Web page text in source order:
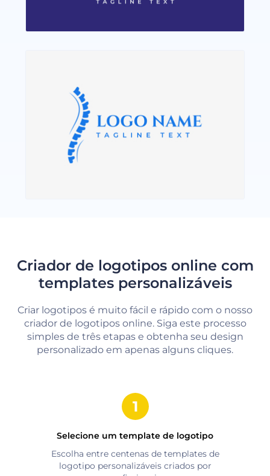
Criador de logotipos online com
templates personalizáveis
Criar logotipos é muito fácil e rápido com o nosso
criador de logotipos online. Siga este processo
simples de três etapas e obtenha seu design
personalizado em apenas alguns cliques.
Selecione um template de logotipo
Escolha entre centenas de templates de
logotipo personalizáveis criados por